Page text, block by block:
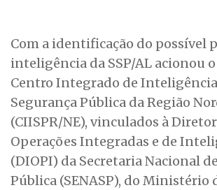
Com a identificação do possível
inteligência da SSP/AL acionou
Centro Integrado de
Segurança Pública da Região
(CIISPR/NE), vinculados à
Operações Integradas e de
(DIOPI) da Secretaria Nacional
Pública (SENASP), do Ministério